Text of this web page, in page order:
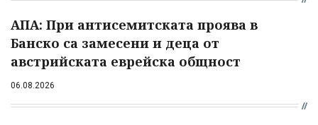
АПА: При антисемитската проява в
Банско са замесени и деца от
австрийската еврейска общност
06.08.2026